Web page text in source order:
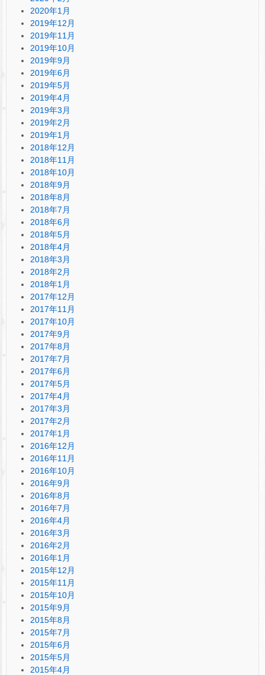
2020年1月
2019年12月
2019年11月
2019年10月
2019年9月
2019年6月
2019年5月
2019年4月
2019年3月
2019年2月
2019年1月
2018年12月
2018年11月
2018年10月
2018年9月
2018年8月
2018年7月
2018年6月
2018年5月
2018年4月
2018年3月
2018年2月
2018年1月
2017年12月
2017年11月
2017年10月
2017年9月
2017年8月
2017年7月
2017年6月
2017年5月
2017年4月
2017年3月
2017年2月
2017年1月
2016年12月
2016年11月
2016年10月
2016年9月
2016年8月
2016年7月
2016年4月
2016年3月
2016年2月
2016年1月
2015年12月
2015年11月
2015年10月
2015年9月
2015年8月
2015年7月
2015年6月
2015年5月
2015年4月